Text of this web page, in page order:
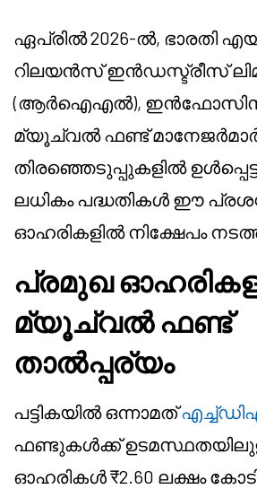
ഏപ്രിൽ 2026-ൽ, ഭാരതി
റിലയൻസ് ഇൻഡസ്ട്രീസ്
(ആർഐഎൽ), ഇൻഫോസിസ്
മ്യൂച്വൽ ഫണ്ട്
തിരഞ്ഞെടുപ്പുകളിൽ
ലധികം പദ്ധതികൾ ഈ
ഓഹരികളിൽ നിക്ഷേപം
പ്രമുഖ
മ്യൂച്വൽ ഫണ്ട്
താൽപ്പര്യം
പട്ടികയിൽ ഒന്നാമത്
ഫണ്ടുകൾക്ക്
ഓഹരികൾ ₹2.60 ലക്ഷം